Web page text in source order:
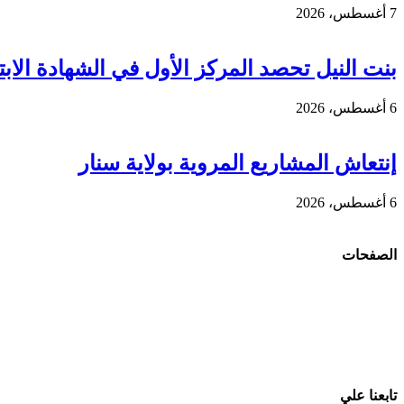
7 أغسطس، 2026
بنت النيل تحصد المركز الأول في الشهادة
6 أغسطس، 2026
إنتعاش المشاريع المروية بولاية سنار
6 أغسطس، 2026
الصفحات
تابعنا علي